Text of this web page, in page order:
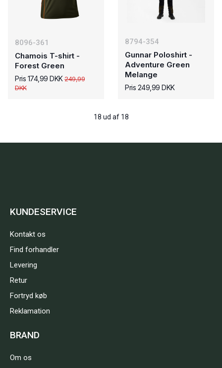
8096-361
Chamois T-shirt -
Forest Green
Pris 174,99 DKK249,99
DKK
8794-354
Gunnar Poloshirt -
Adventure Green
Melange
Pris 249,99 DKK
18 ud af 18
KUNDESERVICE
Kontakt os
Find forhandler
Levering
Retur
Fortryd køb
Reklamation
BRAND
Om os